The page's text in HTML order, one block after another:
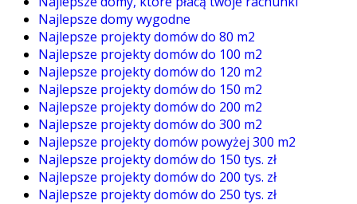
Najlepsze domy wygodne
Najlepsze projekty domów do 80 m2
Najlepsze projekty domów do 100 m2
Najlepsze projekty domów do 120 m2
Najlepsze projekty domów do 150 m2
Najlepsze projekty domów do 200 m2
Najlepsze projekty domów do 300 m2
Najlepsze projekty domów powyżej 300 m2
Najlepsze projekty domów do 150 tys. zł
Najlepsze projekty domów do 200 tys. zł
Najlepsze projekty domów do 250 tys. zł